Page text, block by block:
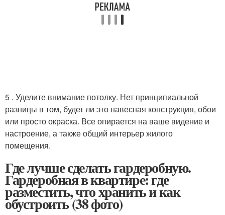
5 . Уделите внимание потолку. Нет принципиальной
разницы в том, будет ли это навесная конструкция, обои
или просто окраска. Все опирается на ваше видение и
настроение, а также общий интерьер жилого
помещения.
Где лучше сделать гардеробную.
Гардеробная в квартире: где
разместить, что хранить и как
обустроить (38 фото)